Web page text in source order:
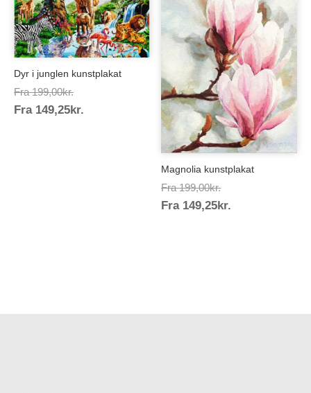
Dyr i junglen kunstplakat
Fra 199,00kr.Prisinterval:
199,00kr.
Fra 149,25kr.
Magnolia kunstplakat
Fra 199,00kr.Prisinterval:
199,00kr.
Fra 149,25kr.